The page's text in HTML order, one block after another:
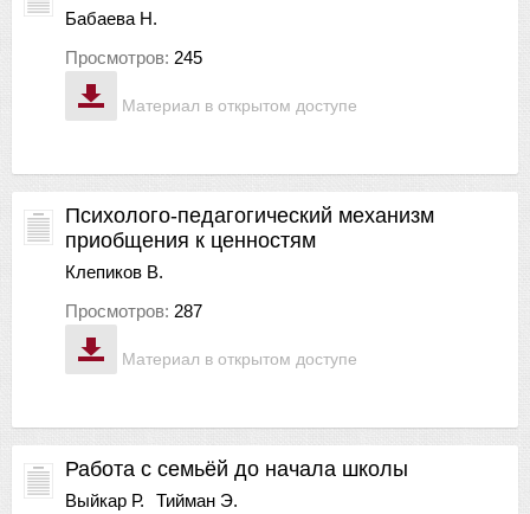
Материал в открытом доступе
Бабаева Н.
Просмотров: 245
Материал в открытом доступе
Психолого-педагогический механизм
приобщения к ценностям
Клепиков В.
Просмотров: 287
Работа с семьёй до начала школы
Выйкар Р.
Тийман Э.